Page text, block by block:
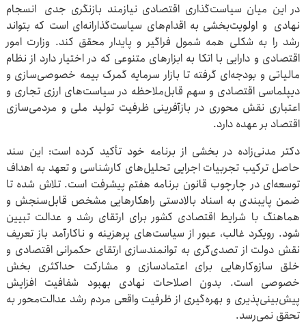
در این میان سیاست‌گذاری اقتصادی نیازمند بازنگری جدی انسجام
نهادی و اولویت‌بخشی به اقدام‌های سیاست‌گذارانه‌ای است که بتواند
رشد را به شکلی همه شمول فراگیر و پایدار محقق کند. وزارت امور
اقتصادی و دارایی با اتکا به ابزارهای متنوعی که در اختیار دارد از نظام
مالیاتی و بودجه‌ای گرفته تا بازار سرمایه گمرک بیمه خصوصی‌سازی و
دیپلماسی اقتصادی و سهم قابل‌ملاحظه در سیاست‌های ارزی تجاری و
اعتباری نقش محوری در بازآفرینی ظرفیت تولید ملی و مردمی‌سازی
اقتصاد بر عهده دارد.
دکتر مدنی‌زاده در بخشی از برنامه خود تأکید کرده است: این سند
حاصل ترکیب تجربیات اجرایی تحلیل‌های کارشناسی و تعهد به اهداف
توسعه‌ای در چارچوب قانون برنامه هفتم پیشرفت است. تلاش شده تا
ضمن پایبندی به اسناد بالادستی راهکارهایی مشخص قابل‌سنجش و
هماهنگ با شرایط اقتصادی کشور برای ارتقای رشد و عدالت تبیین
شود. رویکرد غالب، عبور از سیاست‌های پرهزینه و ناکارآمد باز تعریف
نقش دولت از تصدی‌گری به توانمندسازی ارتقای حکمرانی اقتصادی و
خلق سازوکارهایی برای اعتمادسازی و مشارکت حداکثری بخش
خصوصی است. بدون اصلاحات نهادی بهبود شفافیت افزایش
پیش‌بینی‌پذیری و بهره‌گیری از ظرفیت واقعی مردم رشد عدالت‌محور به
تحقق نمی‌رسد.